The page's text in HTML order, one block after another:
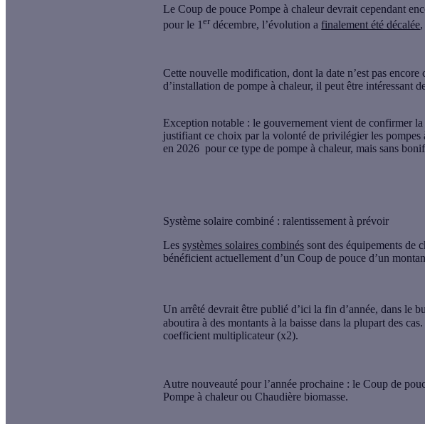
Le Coup de pouce Pompe à chaleur devrait cependant
pour le 1er décembre, l’évolution a finalement été décalée
Cette nouvelle modification, dont la date n’est pas
d’installation de pompe à chaleur, il peut être intéressant
Exception notable : le gouvernement vient de confirmer la
justifiant ce choix par la volonté de privilégier les
en 2026 pour ce type de pompe à chaleur, mais sans
Système solaire combiné : ralentissement à prévoir
Lessystèmes solaires combinés sont des équipements de
bénéficient actuellement d’un Coup de pouce d’un
Un arrêté devrait être publié d’ici la fin d’année, dans le
aboutira à des montants à la baisse dans la plupart des
coefficient multiplicateur (x2).
Autre nouveauté pour l’année prochaine : le Coup de
Pompe à chaleur ou Chaudière biomasse.